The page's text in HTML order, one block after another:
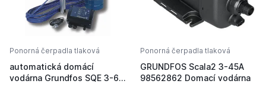
Ponorná čerpadla tlaková
automatická domácí
vodárna Grundfos SQE 3-65
Ponorná čerpadla tlaková
GRUNDFOS Scala2 3-45A
98562862 Domací vodárna